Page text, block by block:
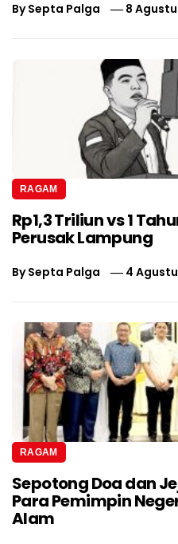
BySepta Palga 8
RAGAM
Rp1,3 Triliun vs 1
Perusak Lampung
BySepta Palga 4
RAGAM
Sepotong Doa dan
Para Pemimpin
Alam